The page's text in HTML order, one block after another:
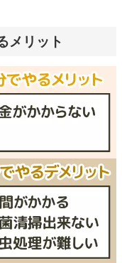
メリット